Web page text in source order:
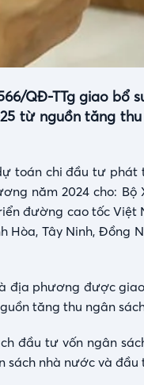
QĐ-TTg giao
từ nguồn tăng
toán chi đầu tư
năm 2024 cho:
đường cao tốc Việt
Tây Ninh, Đồng
địa phương được
tăng thu ngân
đầu tư vốn ngân
sách nhà nước và đầu